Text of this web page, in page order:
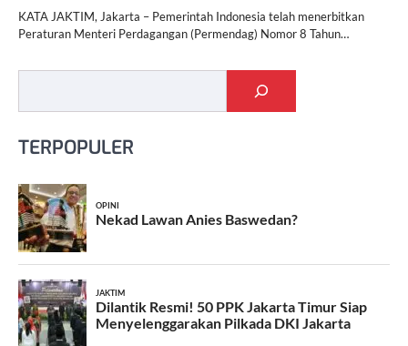
KATA JAKTIM, Jakarta – Pemerintah Indonesia telah menerbitkan
Peraturan Menteri Perdagangan (Permendag) Nomor 8 Tahun…
TERPOPULER